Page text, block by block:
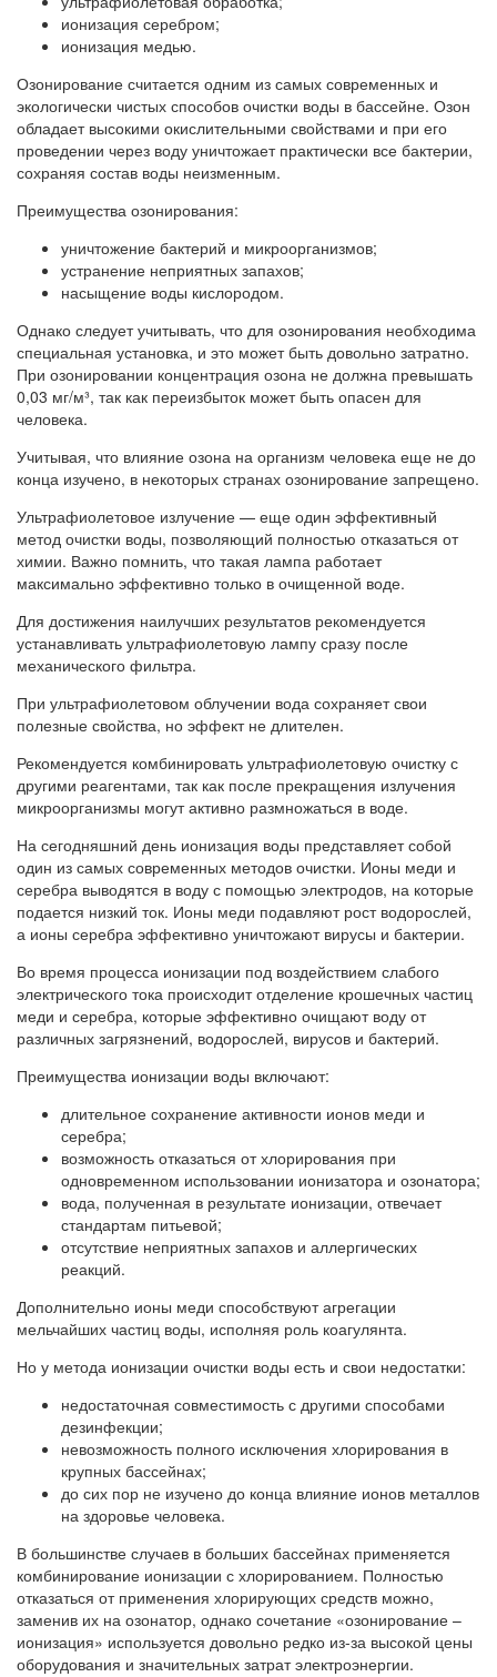
ионизация серебром;
ионизация медью.
Озонирование считается одним из самых современных и
экологически чистых способов очистки воды в бассейне. Озон
обладает высокими окислительными свойствами и при его
проведении через воду уничтожает практически все бактерии,
сохраняя состав воды неизменным.
Преимущества озонирования:
уничтожение бактерий и микроорганизмов;
устранение неприятных запахов;
насыщение воды кислородом.
Однако следует учитывать, что для озонирования необходима
специальная установка, и это может быть довольно затратно.
При озонировании концентрация озона не должна превышать
0,03 мг/м³, так как переизбыток может быть опасен для
человека.
Учитывая, что влияние озона на организм человека еще не до
конца изучено, в некоторых странах озонирование запрещено.
Ультрафиолетовое излучение — еще один эффективный
метод очистки воды, позволяющий полностью отказаться от
химии. Важно помнить, что такая лампа работает
максимально эффективно только в очищенной воде.
Для достижения наилучших результатов рекомендуется
устанавливать ультрафиолетовую лампу сразу после
механического фильтра.
При ультрафиолетовом облучении вода сохраняет свои
полезные свойства, но эффект не длителен.
Рекомендуется комбинировать ультрафиолетовую очистку с
другими реагентами, так как после прекращения излучения
микроорганизмы могут активно размножаться в воде.
На сегодняшний день ионизация воды представляет собой
один из самых современных методов очистки. Ионы меди и
серебра выводятся в воду с помощью электродов, на которые
подается низкий ток. Ионы меди подавляют рост водорослей,
а ионы серебра эффективно уничтожают вирусы и бактерии.
Во время процесса ионизации под воздействием слабого
электрического тока происходит отделение крошечных частиц
меди и серебра, которые эффективно очищают воду от
различных загрязнений, водорослей, вирусов и бактерий.
Преимущества ионизации воды включают:
длительное сохранение активности ионов меди и
серебра;
возможность отказаться от хлорирования при
одновременном использовании ионизатора и озонатора;
вода, полученная в результате ионизации, отвечает
стандартам питьевой;
отсутствие неприятных запахов и аллергических
реакций.
Дополнительно ионы меди способствуют агрегации
мельчайших частиц воды, исполняя роль коагулянта.
Но у метода ионизации очистки воды есть и свои недостатки:
недостаточная совместимость с другими способами
дезинфекции;
невозможность полного исключения хлорирования в
крупных бассейнах;
до сих пор не изучено до конца влияние ионов металлов
на здоровье человека.
В большинстве случаев в больших бассейнах применяется
комбинирование ионизации с хлорированием. Полностью
отказаться от применения хлорирующих средств можно,
заменив их на озонатор, однако сочетание «озонирование –
ионизация» используется довольно редко из-за высокой цены
оборудования и значительных затрат электроэнергии.